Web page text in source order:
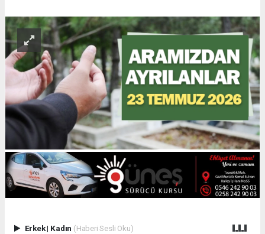
Erkek| Kadın (Haberi Sesli Oku)